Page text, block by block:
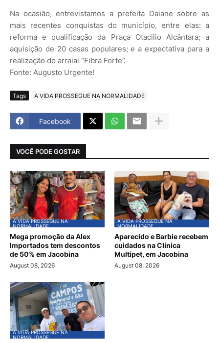
Na ocasião, entrevistamos a prefeita Daiane sobre as
mais recentes conquistas do município, entre elas: a
reforma e qualificação da Praça Otacilio Alcântara; a
aquisição de 20 casas populares; e a expectativa para a
realização do arraial “Fibra Forte”.
Fonte: Augusto Urgente!
Tags A VIDA PROSSEGUE NA NORMALIDADE
Facebook
VOCÊ PODE GOSTAR
A VIDA PROSSEGUE NA
NORMALIDADE
Mega promoção da Alex
Importados tem descontos
de 50% em Jacobina
August 08, 2026
A VIDA PROSSEGUE NA
NORMALIDADE
Aparecido e Barbie recebem
cuidados na Clínica
Multipet, em Jacobina
August 08, 2026
A VIDA PROSSEGUE NA
NORMALIDADE